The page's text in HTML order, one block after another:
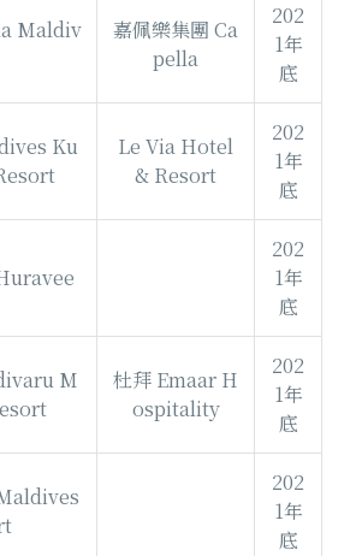
Maldiv
嘉佩樂集團 Ca
pella
202
1年
底
Ku
Le Via Hotel
& Resort
202
1年
底
202
1年
底
M
杜拜 Emaar H
ospitality
202
1年
底
202
1年
底